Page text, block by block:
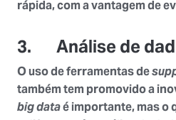
rápida, com a vantagem de
3. Análise de
O uso de ferramentas de
também tem promovido a
big dataé importante, mas o